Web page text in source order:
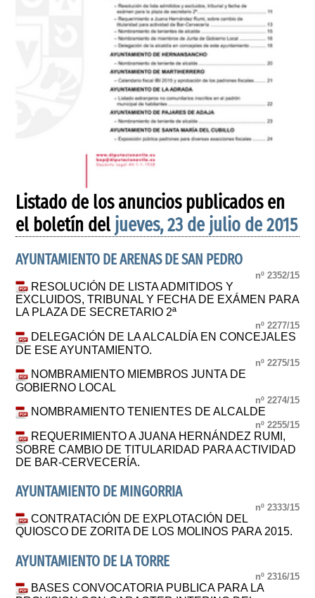
Listado de los anuncios publicados en
el boletín del jueves, 23 de julio de 2015
AYUNTAMIENTO DE ARENAS DE SAN PEDRO
nº 2352/15
RESOLUCIÓN DE LISTA ADMITIDOS Y
EXCLUIDOS, TRIBUNAL Y FECHA DE EXÁMEN PARA
LA PLAZA DE SECRETARIO 2ª
nº 2277/15
DELEGACIÓN DE LA ALCALDÍA EN CONCEJALES
DE ESE AYUNTAMIENTO.
nº 2275/15
NOMBRAMIENTO MIEMBROS JUNTA DE
GOBIERNO LOCAL
nº 2274/15
NOMBRAMIENTO TENIENTES DE ALCALDE
nº 2255/15
REQUERIMIENTO A JUANA HERNÁNDEZ RUMI,
SOBRE CAMBIO DE TITULARIDAD PARA ACTIVIDAD
DE BAR-CERVECERÍA.
AYUNTAMIENTO DE MINGORRIA
nº 2333/15
CONTRATACIÓN DE EXPLOTACIÓN DEL
QUIOSCO DE ZORITA DE LOS MOLINOS PARA 2015.
AYUNTAMIENTO DE LA TORRE
nº 2316/15
BASES CONVOCATORIA PUBLICA PARA LA